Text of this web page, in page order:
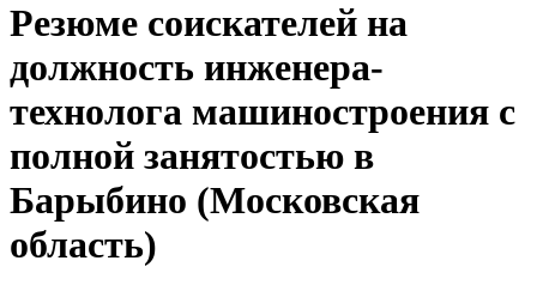
Резюме соискателей на
должность инженера-
технолога машиностроения с
полной занятостью в
Барыбино (Московская
область)